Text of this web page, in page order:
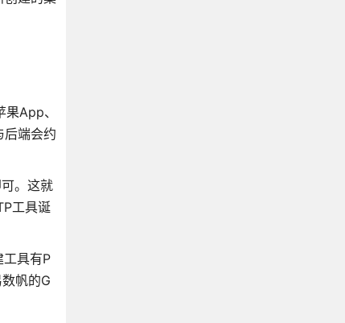
App、
后端会约
。这就
工具诞
具有P
帆的G